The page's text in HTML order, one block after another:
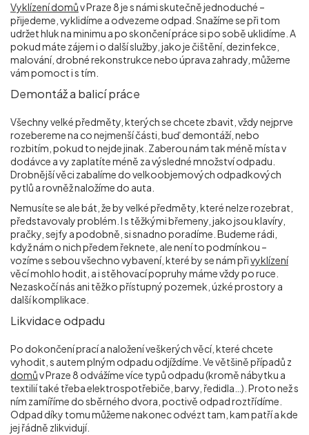
Vyklízení domův Praze 8 je s námi skutečně jednoduché –
přijedeme, vyklidíme a odvezeme odpad. Snažíme se při tom
udržet hluk na minimu a po skončení práce si po sobě uklidíme. A
pokud máte zájem i o další služby, jako je čištění, dezinfekce,
malování, drobné rekonstrukce nebo úprava zahrady, můžeme
vám pomoct i s tím.
Demontáž a balicí práce
Všechny velké předměty, kterých se chcete zbavit, vždy nejprve
rozebereme na co nejmenší části, buď demontáží, nebo
rozbitím, pokud to nejde jinak. Zaberou nám tak méně místa v
dodávce a vy zaplatíte méně za výsledné množství odpadu.
Drobnější věci zabalíme do velkoobjemových odpadkových
pytlů a rovněž naložíme do auta.
Nemusíte se ale bát, že by velké předměty, které nelze rozebrat,
představovaly problém. I s těžkými břemeny, jako jsou klavíry,
pračky, sejfy a podobně, si snadno poradíme. Budeme rádi,
když nám o nich předem řeknete, ale není to podmínkou –
vozíme s sebou všechno vybavení, které by se nám přivyklízení
věcí mohlo hodit, a i stěhovací popruhy máme vždy po ruce.
Nezaskočí nás ani těžko přístupný pozemek, úzké prostory a
další komplikace.
Likvidace odpadu
Po dokončení prací a naložení veškerých věcí, které chcete
vyhodit, s autem plným odpadu odjíždíme. Ve většině případů z
domův Praze 8 odvážíme více typů odpadu (kromě nábytku a
textilií také třeba elektrospotřebiče, barvy, ředidla…). Proto než s
ním zamíříme do sběrného dvora, poctivě odpad roztřídíme.
Odpad díky tomu můžeme nakonec odvézt tam, kam patří a kde
jej řádně zlikvidují.